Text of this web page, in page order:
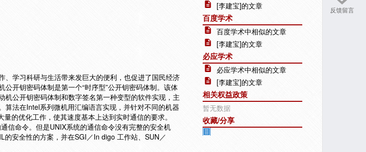
反馈留言
学习科研与生活带来发巨大的便利，也促进了国民经济
开钥密码体制是第一个“时序型”公开钥密码体制。该体
公开钥密码体制和数字签名第一种变型的软件实现，主
法在Intel系列微机用汇编语言实现，并针对不同的机器
的优化工作，使其速度基本上达到实时通信的要求。
信命令。但是UNIX系统的通信命令没有完整的安全机
安全性的方案，并在SGI／In digo 工作站、SUN／
[李建宝]的文章
百度学术
百度学术中相似的文章
[李建宝]的文章
必应学术
必应学术中相似的文章
[李建宝]的文章
相关权益政策
暂无数据
收藏/分享